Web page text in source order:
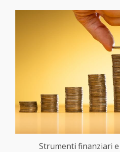
Strumenti finanziari